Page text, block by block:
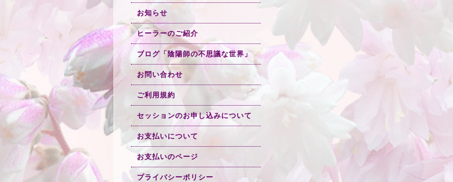
お知らせ
ヒーラーのご紹介
ブログ「陰陽師の不思議な世界」
お問い合わせ
ご利用規約
セッションのお申し込みについて
お支払いについて
お支払いのページ
プライバシーポリシー